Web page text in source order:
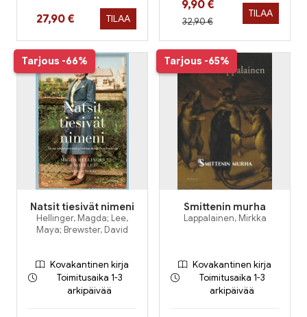
Hinta nyt
27,90 € TILAA
Hinta nyt
9,90 €
Hinta aiemmin
32,90 €
TILAA
Tarjous -66%
Natsit tiesivät nimeni
Hellinger, Magda; Lee,
Maya; Brewster, David
Kovakantinen kirja
Toimitusaika 1-3
arkipäivää
Tarjous -65%
Smittenin murha
Lappalainen, Mirkka
Kovakantinen kirja
Toimitusaika 1-3
arkipäivää